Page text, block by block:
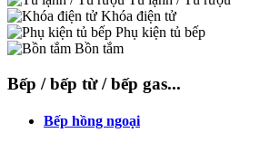
Khóa điện tử
Phụ kiện tủ bếp
Bồn tắm
Bếp / bếp từ / bếp gas...
Bếp hồng ngoại